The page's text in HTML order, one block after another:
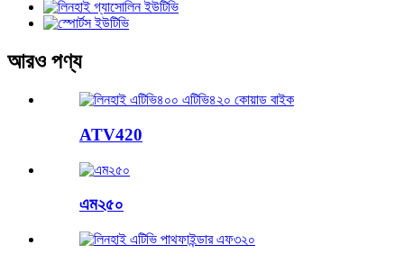
আরও পণ্য
ATV420
এম২৫০